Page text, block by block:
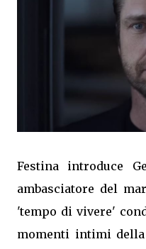
Festina introduce
ambasciatore del
'tempo di vivere'
momenti intimi